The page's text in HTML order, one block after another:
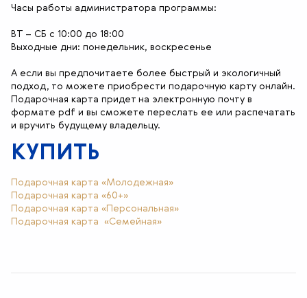
Часы работы администратора программы:
ВТ – СБ с 10:00 до 18:00
Выходные дни: понедельник, воскресенье
А если вы предпочитаете более быстрый и экологичный
подход, то можете приобрести подарочную карту онлайн.
Подарочная карта придет на электронную почту в
формате pdf и вы сможете переслать ее или распечатать
и вручить будущему владельцу.
КУПИТЬ
Подарочная карта «Молодежная»
Подарочная карта «60+»
Подарочная карта «Персональная»
Подарочная карта «Семейная»